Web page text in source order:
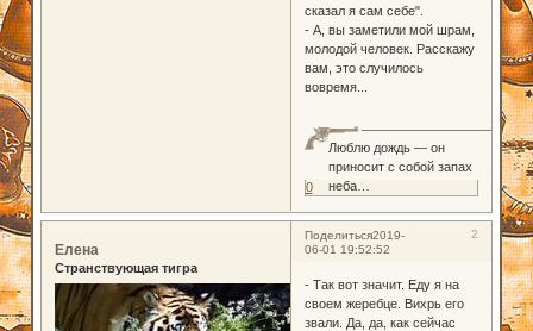
сказал я сам себе".
- А, вы заметили мой шрам,
молодой человек. Расскажу
вам, это случилось
вовремя...
Люблю дождь — он
приносит с собой запах
неба…
0
Поделиться 2
2019-
06-01 19:52:52
Елена
Странствующая тигра
- Так вот значит. Еду я на
своем жеребце. Вихрь его
звали. Да, да, как сейчас